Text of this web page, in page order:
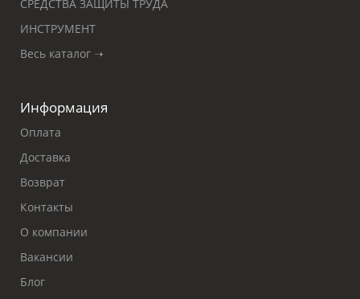
СРЕДСТВА ЗАЩИТЫ ТРУДА
ИНСТРУМЕНТ
Весь каталог ➝
Информация
Оплата
Доставка
Возврат
Контакты
О компании
Вакансии
Блог